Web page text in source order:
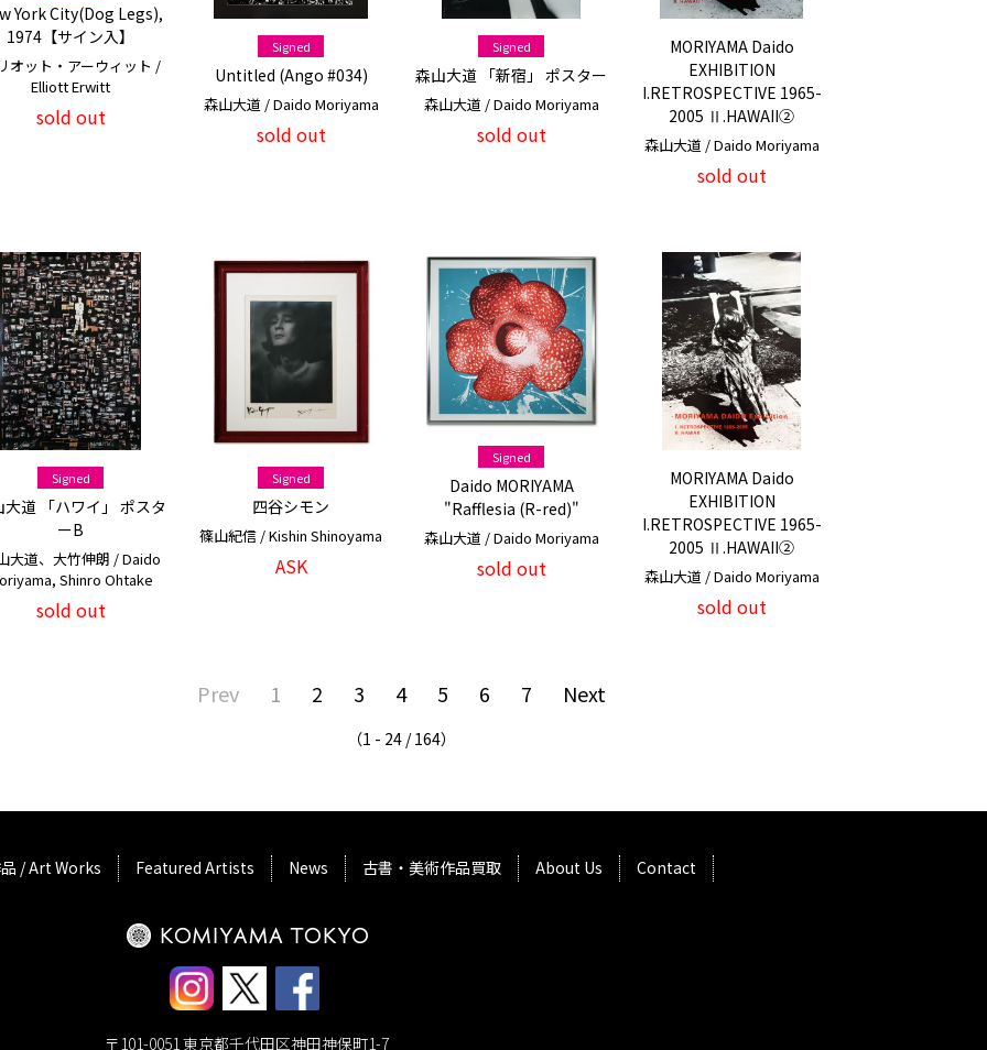
York City(Dog Legs),
1974【サイン入】
オット・アーウィット /
Elliott Erwitt
sold out
Signed
Untitled (Ango #034)
森山大道 / Daido Moriyama
sold out
Signed
森山大道 「新宿」 ポスター
森山大道 / Daido Moriyama
sold out
MORIYAMA Daido
EXHIBITION
I.RETROSPECTIVE 1965-
2005 Ⅱ.HAWAII②
森山大道 / Daido Moriyama
sold out
Signed
大道 「ハワイ」 ポスタ
ーB
大道、大竹伸朗 / Daido
Shinro Ohtake
sold out
Signed
四谷シモン
篠山紀信 / Kishin Shinoyama
ASK
Signed
Daido MORIYAMA
"Rafflesia (R-red)"
森山大道 / Daido Moriyama
sold out
MORIYAMA Daido
EXHIBITION
I.RETROSPECTIVE 1965-
2005 Ⅱ.HAWAII②
森山大道 / Daido Moriyama
sold out
Prev 1 2 3 4 5 6 7 Next
（1 - 24 / 164）
/ Art Works Featured Artists News 古書・美術作品買取 About Us Contact
〒101-0051 東京都千代田区神田神保町1-7